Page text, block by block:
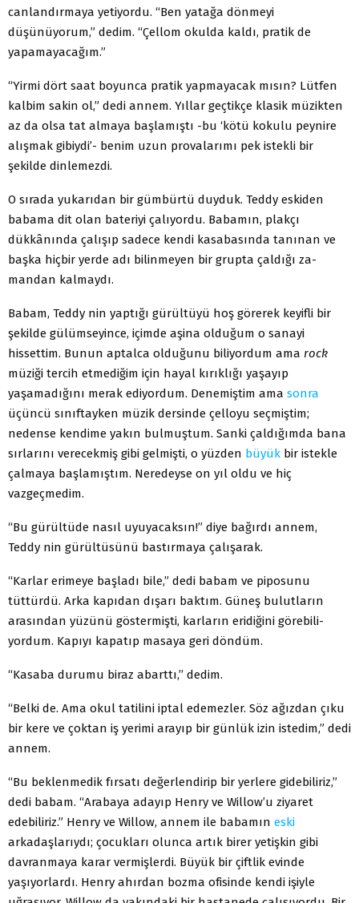
canlandırmaya yetiyordu. “Ben yatağa dönmeyi
düşünüyorum,” dedim. “Çellom okulda kaldı, pratik de
yapamayacağım.”
“Yirmi dört saat boyunca pratik yapmayacak mısın? Lütfen
kalbim sakin ol,” dedi annem. Yıllar geçtikçe kla­sik müzikten
az da olsa tat almaya başlamıştı -bu ‘kötü kokulu peynire
alışmak gibiydi’- benim uzun provalarımı pek istekli bir
şekilde dinlemezdi.
O sırada yukarıdan bir gümbürtü duyduk. Teddy es­kiden
babama dit olan bateriyi çalıyordu. Babamın, plakçı
dükkânında çalışıp sadece kendi kasabasında tanınan ve
başka hiçbir yerde adı bilinmeyen bir grupta çaldığı za­
mandan kalmaydı.
Babam, Teddy nin yaptığı gürültüyü hoş görerek keyifli bir
şekilde gülümseyince, içimde aşina olduğum o sanayi
hissettim. Bunun aptalca olduğunu biliyordum ama rock
müziği tercih etmediğim için hayal kırıklığı yaşayıp
yaşamadığını merak ediyordum. Denemiştim ama sonra
üçüncü sınıftayken müzik dersinde çelloyu seçmiştim;
nedense kendime yakın bulmuştum. Sanki çaldığımda bana
sırlarını verecekmiş gibi gelmişti, o yüzden büyük bir istekle
çalmaya başlamıştım. Neredeyse on yıl oldu ve hiç
vazgeçmedim.
“Bu gürültüde nasıl uyuyacaksın!” diye bağırdı annem,
Teddy nin gürültüsünü bastırmaya çalışarak.
“Karlar erimeye başladı bile,” dedi babam ve piposunu
tüttürdü. Arka kapıdan dışarı baktım. Güneş bulutların
arasından yüzünü göstermişti, karların eridiğini görebili­
yordum. Kapıyı kapatıp masaya geri döndüm.
“Kasaba durumu biraz abarttı,’’ dedim.
“Belki de. Ama okul tatilini iptal edemezler. Söz ağızdan çıku
bir kere ve çoktan iş yerimi arayıp bir günlük izin istedim,” dedi
annem.
“Bu beklenmedik fırsatı değerlendirip bir yerlere gide­biliriz,”
dedi babam. “Arabaya adayıp Henry ve Willow’u ziyaret
edebiliriz.” Henry ve Willow, annem ile babamın eski
arkadaşlarıydı; çocukları olunca artık birer yetişkin gibi
davranmaya karar vermişlerdi. Büyük bir çiftlik evinde
yaşıyorlardı. Henry ahırdan bozma ofisinde kendi işiyle